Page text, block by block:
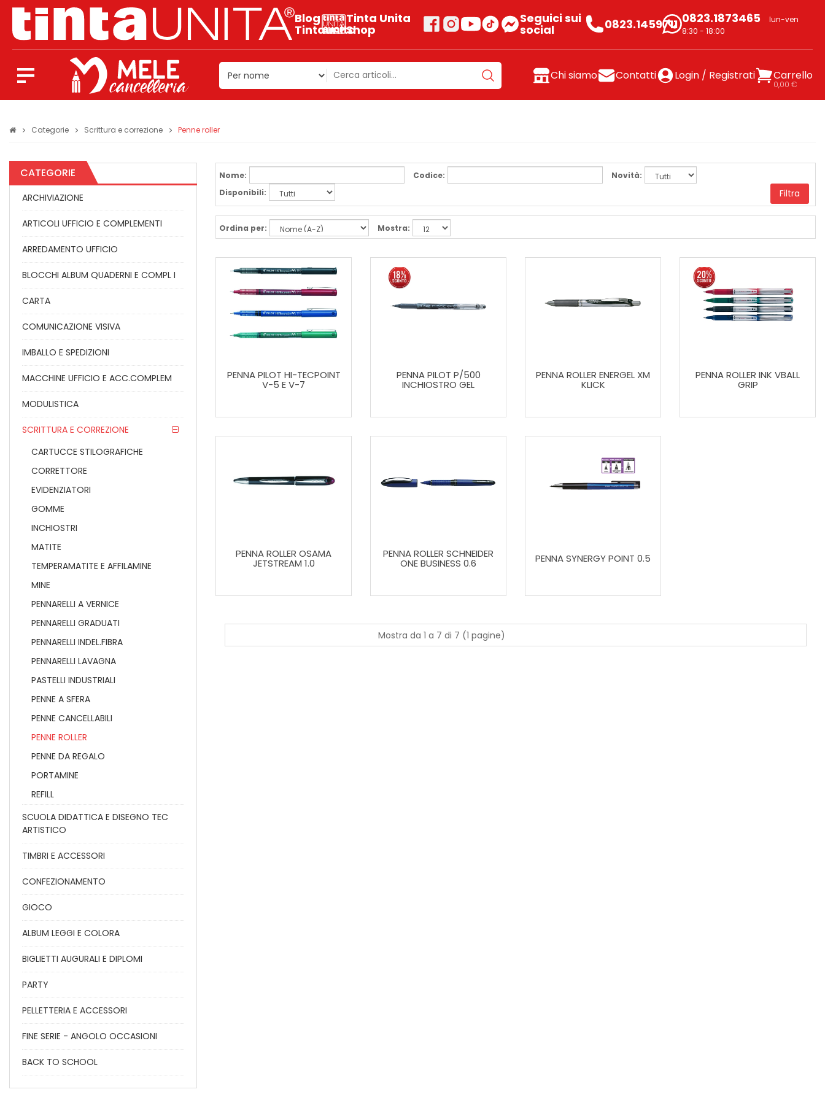
Blog
Tintaunita
Tinta Unita
Shop
Seguici sui
social 0823.1459711 0823.1873465
lun-ven
8:30 - 18:00
Chi siamo Contatti Login / Registrati Carrello
0,00 €
Categorie Scrittura e correzione Penne roller
CATEGORIE
ARCHIVIAZIONE
ARTICOLI UFFICIO E COMPLEMENTI
ARREDAMENTO UFFICIO
BLOCCHI ALBUM QUADERNI E COMPL I
CARTA
COMUNICAZIONE VISIVA
IMBALLO E SPEDIZIONI
MACCHINE UFFICIO E ACC.COMPLEM
MODULISTICA
SCRITTURA E CORREZIONE
CARTUCCE STILOGRAFICHE
CORRETTORE
EVIDENZIATORI
GOMME
INCHIOSTRI
MATITE
TEMPERAMATITE E AFFILAMINE
MINE
PENNARELLI A VERNICE
PENNARELLI GRADUATI
PENNARELLI INDEL.FIBRA
PENNARELLI LAVAGNA
PASTELLI INDUSTRIALI
PENNE A SFERA
PENNE CANCELLABILI
PENNE ROLLER
PENNE DA REGALO
PORTAMINE
REFILL
SCUOLA DIDATTICA E DISEGNO TEC
ARTISTICO
TIMBRI E ACCESSORI
CONFEZIONAMENTO
GIOCO
ALBUM LEGGI E COLORA
BIGLIETTI AUGURALI E DIPLOMI
PARTY
PELLETTERIA E ACCESSORI
FINE SERIE - ANGOLO OCCASIONI
BACK TO SCHOOL
Nome: Codice:
Novità:
Disponibili:
Filtra
Ordina per: Mostra:
PENNA PILOT HI-TECPOINT
V-5 E V-7
PENNA PILOT P/500
INCHIOSTRO GEL
PENNA ROLLER ENERGEL XM
KLICK
PENNA ROLLER INK VBALL
GRIP
PENNA ROLLER OSAMA
JETSTREAM 1.0
PENNA ROLLER SCHNEIDER
ONE BUSINESS 0.6 PENNA SYNERGY POINT 0.5
Mostra da 1 a 7 di 7 (1 pagine)